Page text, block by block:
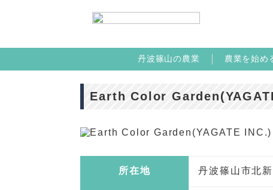
丹波篠山の農業 農業を始め
Earth Color
所在地 丹波篠山市北